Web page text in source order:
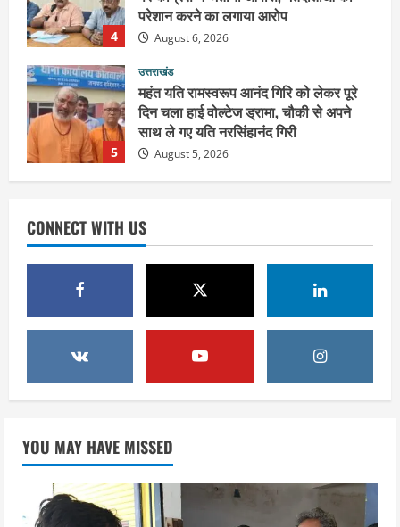
4
परेशान करने का लगाया आरोप
August 6, 2026
5
उत्तराखंड
महंत यति रामस्वरूप आनंद गिरि को लेकर पूरे
दिन चला हाई वोल्टेज ड्रामा, चौकी से अपने
साथ ले गए यति नरसिंहानंद गिरी
August 5, 2026
1
शिवभक्त कांवड़ियों को भोजन प्रसाद वितरित
कर की सेवा, कांवड़ियों की सेवा के लिए सभी
सामर्थ्यवान आमजन आएं आगे : स्वामी
यतिश्वरानन्द
2
हरिद्वार के नेताओं को कांग्रेस प्रदेश
कार्यकारिणी में बड़ी जिम्मेदारी, संगठन को मिले
August 7, 2026
3
2036 ओलंपिक का सपना लेकर निकलेगी
कांवड़ यात्रा, संतों ने दिया विजयी भव का
आशीर्वाद
August 6, 2026
CONNECT WITH US
YOU MAY HAVE MISSED